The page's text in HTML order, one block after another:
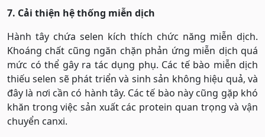
7. Cải thiện hệ thống miễn dịch
Hành tây chứa selen kích thích chức năng miễn dịch.
Khoáng chất cũng ngăn chặn phản ứng miễn dịch quá
mức có thể gây ra tác dụng phụ. Các tế bào miễn dịch
thiếu selen sẽ phát triển và sinh sản không hiệu quả, và
đây là nơi cần có hành tây. Các tế bào này cũng gặp khó
khăn trong việc sản xuất các protein quan trọng và vận
chuyển canxi.